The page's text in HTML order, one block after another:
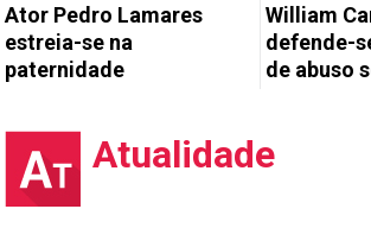
Ator Pedro Lamares
estreia-se na
paternidade
William
defende-
de abuso
Atualidade